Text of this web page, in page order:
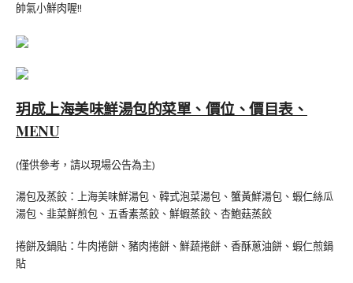
帥氣小鮮肉喔!!
玥成上海美味鮮湯包的菜單、價位、價目表、
MENU
(僅供參考，請以現場公告為主)
湯包及蒸餃：上海美味鮮湯包、韓式泡菜湯包、蟹黃鮮湯包、蝦仁絲瓜
湯包、韭菜鮮煎包、五香素蒸餃、鮮蝦蒸餃、杏鮑菇蒸餃
捲餅及鍋貼：牛肉捲餅、豬肉捲餅、鮮蔬捲餅、香酥蔥油餅、蝦仁煎鍋
貼